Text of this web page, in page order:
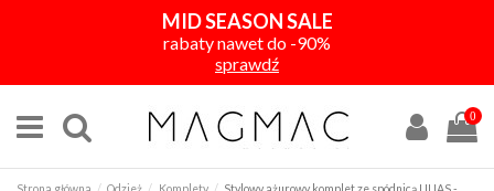
MID SEASON SALE
rabaty nawet do -90%
sprawdź
0